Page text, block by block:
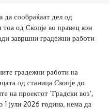
да сообраќаат дел од
тоа од Скопје во правец кон
завршни градежни работи
градежни работи на
од станица Скопје до
на проектот ‘Градски воз’,
јули 2026 година, нема да